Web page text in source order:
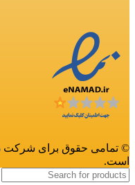
© تمامی حقوق برای شرکت
است.